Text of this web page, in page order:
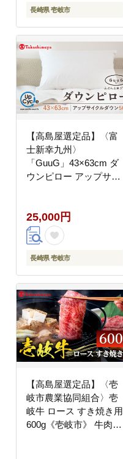
長崎県 壱岐市
【高島屋選定品】〈富
士新幸九州〉
「GuuG」43×63cm ダ
ウンピロー アップサイ
[JFJ010]
25,000円
長崎県 壱岐市
【高島屋選定品】〈壱
岐市農業協同組合〉壱
岐牛 ロース すき焼き用
600g《壱岐市》 牛肉